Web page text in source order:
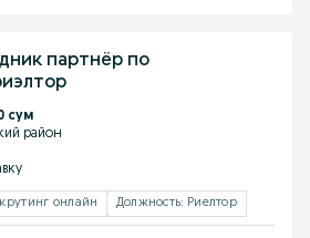
по
сум
район
онлайн Должность: Риелтор